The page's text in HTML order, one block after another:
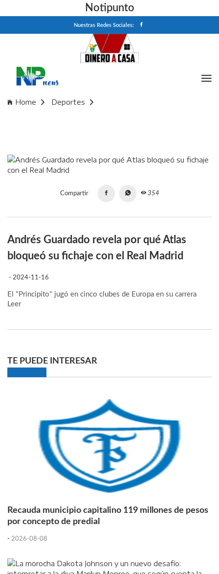
Notipunto
Nuestras Redes Sociales:
Home
Deportes
Compartir 354
Andrés Guardado revela por qué Atlas
bloqueó su fichaje con el Real Madrid
- 2024-11-16
El "Principito" jugó en cinco clubes de Europa en su carrera
Leer
TE PUEDE INTERESAR
Recauda municipio capitalino 119 millones de pesos
por concepto de predial
- 2026-08-08